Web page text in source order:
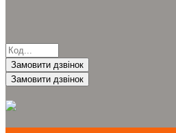
Замовити дзвінок